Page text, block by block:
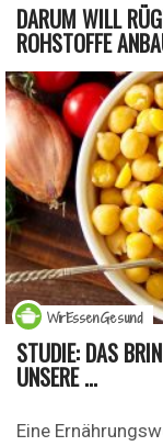
DARUM WILL
ROHSTOFFE
STUDIE: DAS
NSERE ...
Eine
WirEssenGesund